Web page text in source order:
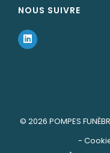
NOUS SUIVRE
© 2026 POMPES
-